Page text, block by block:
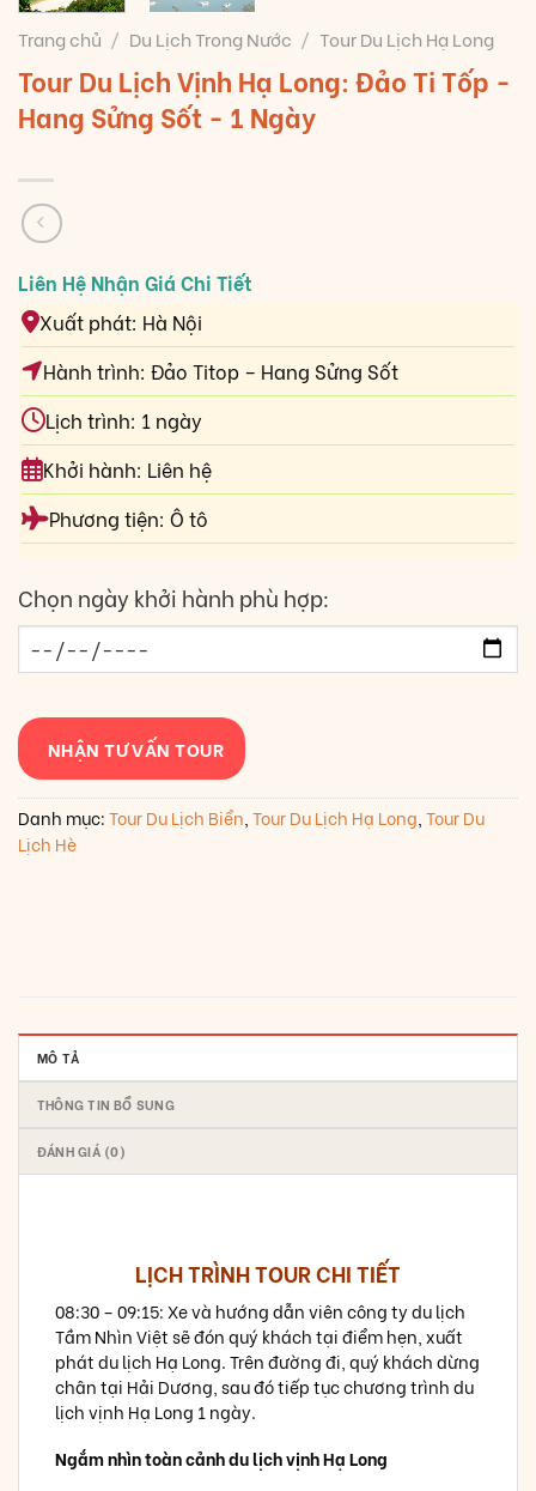
Trang chủ / Du Lịch Trong Nước / Tour Du Lịch Hạ Long
Tour Du Lịch Vịnh Hạ Long: Đảo Ti Tốp -
Hang Sửng Sốt - 1 Ngày
Xuất phát: Hà Nội
Hành trình: Đảo Titop – Hang Sửng Sốt
Lịch trình: 1 ngày
Khởi hành: Liên hệ
Phương tiện: Ô tô
Chọn ngày khởi hành phù hợp:
NHẬN TƯ VẤN TOUR
Danh mục:Tour Du Lịch Biển Tour Du Lịch Hạ Long Tour Du
Lịch Hè
MÔ TẢ
THÔNG TIN BỔ SUNG
ĐÁNH GIÁ (0)
LỊCH TRÌNH TOUR CHI TIẾT
08:30 – 09:15: Xe và hướng dẫn viên công ty du lịch
Tầm Nhìn Việt sẽ đón quý khách tại điểm hẹn, xuất
phát du lịch Hạ Long. Trên đường đi, quý khách dừng
chân tại Hải Dương, sau đó tiếp tục chương trình du
lịch vịnh Hạ Long 1 ngày.
Ngắm nhìn toàn cảnh du lịch vịnh Hạ Long